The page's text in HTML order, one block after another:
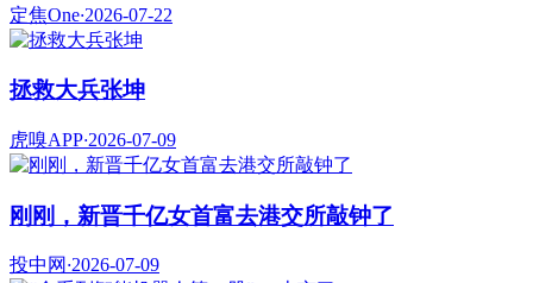
定焦One·2026-07-22
拯救大兵张坤
虎嗅APP·2026-07-09
刚刚，新晋千亿女首富去港交所敲钟了
投中网 ·2026-07-09